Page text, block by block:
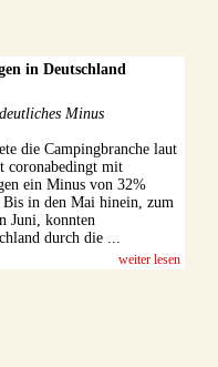
in Deutschland
Minus
die Campingbranche laut
coronabedingt mit
ein Minus von 32%
Bis in den Mai hinein, zum
Juni, konnten
durch die ...
weiter lesen